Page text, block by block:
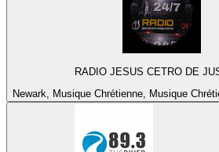
RADIO JESUS CETRO DE
Newark, Musique Chrétienne, Musique